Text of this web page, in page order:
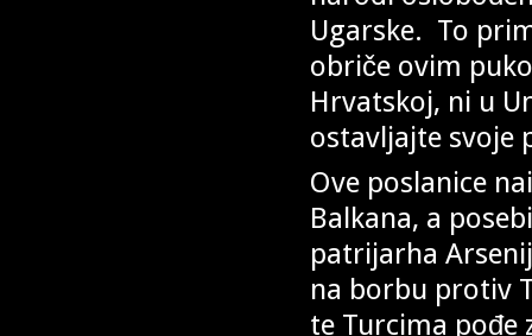
Ugarske. To
obriče ovim
Hrvatskoj, ni u
ostavljajte svoje
Ove poslanice
Balkana, a
patrijarha
na borbu protiv
te Turcima pođe